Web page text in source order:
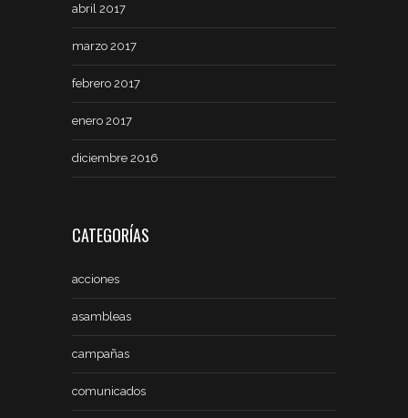
abril 2017
marzo 2017
febrero 2017
enero 2017
diciembre 2016
CATEGORÍAS
acciones
asambleas
campañas
comunicados